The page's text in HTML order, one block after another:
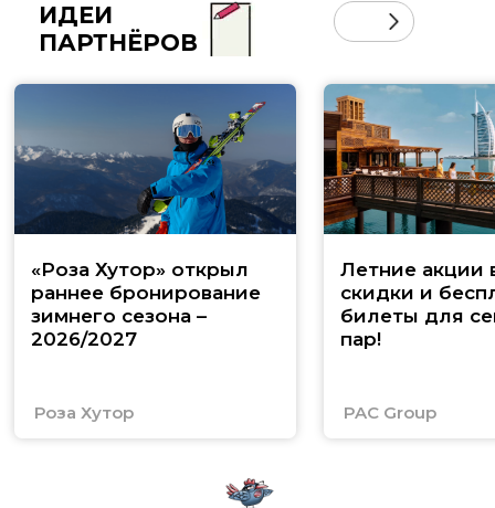
ИДЕИ
ПАРТНЁРОВ
«Роза Хутор» открыл
раннее бронирование
зимнего сезона –
2026/2027
Роза Хутор
Летние акции
скидки и
билеты для
пар!
PAC Group